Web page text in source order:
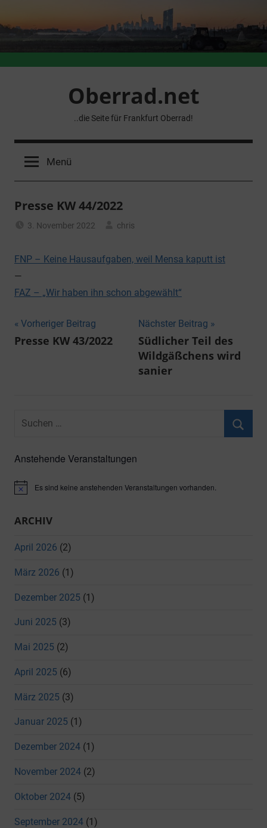
Inhalt
springen
Oberrad.net
..die Seite für Frankfurt Oberrad!
Menü
Presse KW 44/2022
3. November 2022
chris
FNP – Keine Hausaufgaben, weil Mensa kaputt ist
—
FAZ – „Wir haben ihn schon abgewählt“
Beitragsnavigation
Vorheriger Beitrag
Presse KW 43/2022
Nächster Beitrag
Südlicher Teil des
Wildgäßchens wird
sanier
Suchen
Anstehende Veranstaltungen
HinweisEs sind keine anstehenden Veranstaltungen vorhanden.
ARCHIV
April 2026 (2)
März 2026 (1)
Dezember 2025 (1)
Juni 2025 (3)
Mai 2025 (2)
April 2025 (6)
März 2025 (3)
Januar 2025 (1)
Dezember 2024 (1)
November 2024 (2)
Oktober 2024 (5)
September 2024 (1)